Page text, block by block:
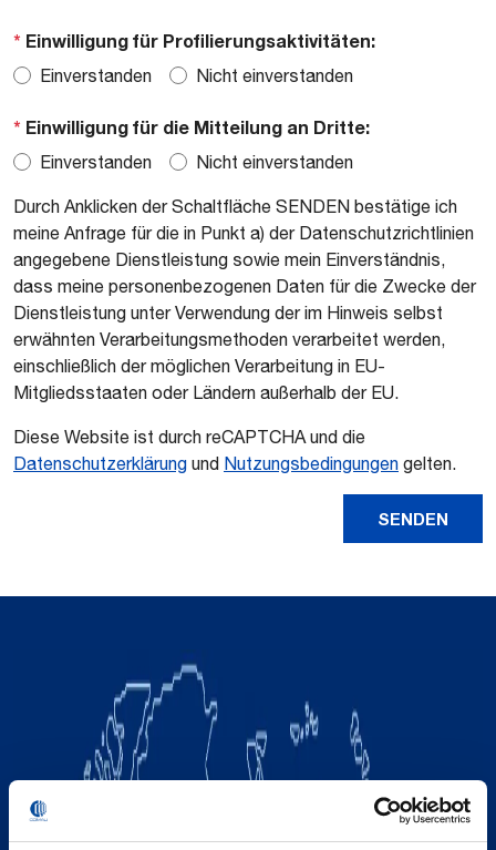
* Einwilligung für Profilierungsaktivitäten:
Einverstanden Nicht einverstanden
* Einwilligung für die Mitteilung an Dritte:
Einverstanden Nicht einverstanden
Durch Anklicken der Schaltfläche SENDEN bestätige ich
meine Anfrage für die in Punkt a) der Datenschutzrichtlinien
angegebene Dienstleistung sowie mein Einverständnis,
dass meine personenbezogenen Daten für die Zwecke der
Dienstleistung unter Verwendung der im Hinweis selbst
erwähnten Verarbeitungsmethoden verarbeitet werden,
einschließlich der möglichen Verarbeitung in EU-
Mitgliedsstaaten oder Ländern außerhalb der EU.
Diese Website ist durch reCAPTCHA und die
Datenschutzerklärung und Nutzungsbedingungen gelten.